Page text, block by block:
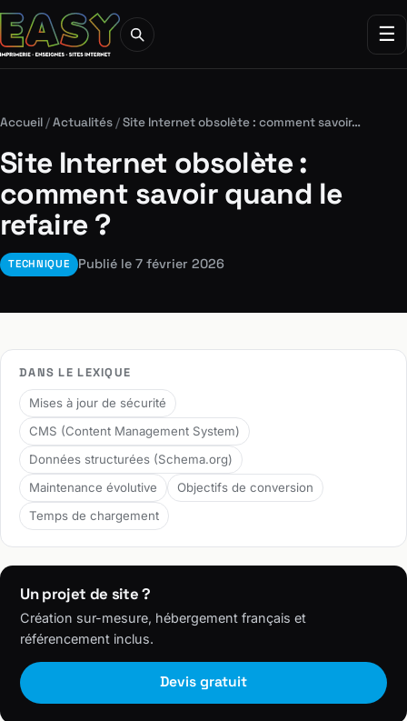
☰
Accueil /Actualités /Site Internet obsolète : comment savoir…
Site Internet obsolète :
comment savoir quand le
refaire ?
TECHNIQUE Publié le 7 février 2026
DANS LE LEXIQUE
Mises à jour de sécurité
CMS (Content Management System)
Données structurées (Schema.org)
Maintenance évolutive
Objectifs de conversion
Temps de chargement
Un projet de site ?
Création sur-mesure, hébergement français et
référencement inclus.
Devis gratuit